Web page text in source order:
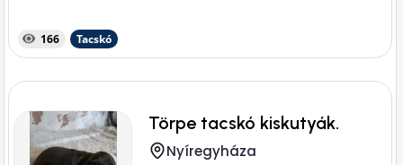
166 Tacskó
Törpe tacskó kiskutyák.
Nyíregyháza